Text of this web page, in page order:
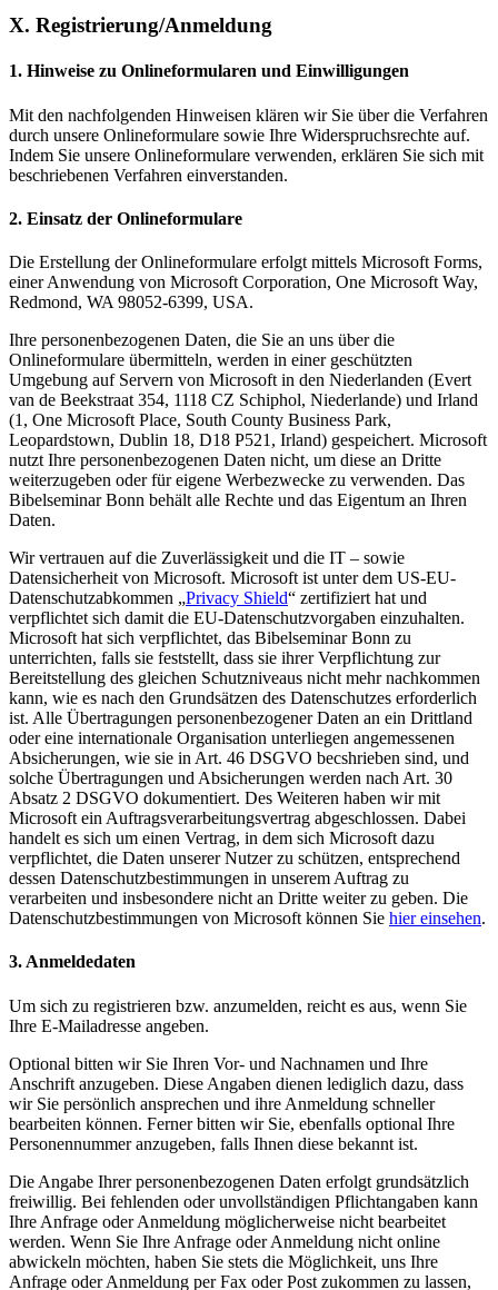
X. Registrierung/Anmeldung
1. Hinweise zu Onlineformularen und Einwilligungen
Mit den nachfolgenden Hinweisen klären wir Sie über die Verfahren
durch unsere Onlineformulare sowie Ihre Widerspruchsrechte auf.
Indem Sie unsere Onlineformulare verwenden, erklären Sie sich mit
beschriebenen Verfahren einverstanden.
2. Einsatz der Onlineformulare
Die Erstellung der Onlineformulare erfolgt mittels Microsoft Forms,
einer Anwendung von Microsoft Corporation, One Microsoft Way,
Redmond, WA 98052-6399, USA.
Ihre personenbezogenen Daten, die Sie an uns über die
Onlineformulare übermitteln, werden in einer geschützten
Umgebung auf Servern von Microsoft in den Niederlanden (Evert
van de Beekstraat 354, 1118 CZ Schiphol, Niederlande) und Irland
(1, One Microsoft Place, South County Business Park,
Leopardstown, Dublin 18, D18 P521, Irland) gespeichert. Microsoft
nutzt Ihre personenbezogenen Daten nicht, um diese an Dritte
weiterzugeben oder für eigene Werbezwecke zu verwenden. Das
Bibelseminar Bonn behält alle Rechte und das Eigentum an Ihren
Daten.
Wir vertrauen auf die Zuverlässigkeit und die IT – sowie
Datensicherheit von Microsoft. Microsoft ist unter dem US-EU-
Datenschutzabkommen „Privacy Shield“ zertifiziert hat und
verpflichtet sich damit die EU-Datenschutzvorgaben einzuhalten.
Microsoft hat sich verpflichtet, das Bibelseminar Bonn zu
unterrichten, falls sie feststellt, dass sie ihrer Verpflichtung zur
Bereitstellung des gleichen Schutzniveaus nicht mehr nachkommen
kann, wie es nach den Grundsätzen des Datenschutzes erforderlich
ist. Alle Übertragungen personenbezogener Daten an ein Drittland
oder eine internationale Organisation unterliegen angemessenen
Absicherungen, wie sie in Art. 46 DSGVO becshrieben sind, und
solche Übertragungen und Absicherungen werden nach Art. 30
Absatz 2 DSGVO dokumentiert. Des Weiteren haben wir mit
Microsoft ein Auftragsverarbeitungsvertrag abgeschlossen. Dabei
handelt es sich um einen Vertrag, in dem sich Microsoft dazu
verpflichtet, die Daten unserer Nutzer zu schützen, entsprechend
dessen Datenschutzbestimmungen in unserem Auftrag zu
verarbeiten und insbesondere nicht an Dritte weiter zu geben. Die
Datenschutzbestimmungen von Microsoft können Sie hier einsehen.
3. Anmeldedaten
Um sich zu registrieren bzw. anzumelden, reicht es aus, wenn Sie
Ihre E-Mailadresse angeben.
Optional bitten wir Sie Ihren Vor- und Nachnamen und Ihre
Anschrift anzugeben. Diese Angaben dienen lediglich dazu, dass
wir Sie persönlich ansprechen und ihre Anmeldung schneller
bearbeiten können. Ferner bitten wir Sie, ebenfalls optional Ihre
Personennummer anzugeben, falls Ihnen diese bekannt ist.
Die Angabe Ihrer personenbezogenen Daten erfolgt grundsätzlich
freiwillig. Bei fehlenden oder unvollständigen Pflichtangaben kann
Ihre Anfrage oder Anmeldung möglicherweise nicht bearbeitet
werden. Wenn Sie Ihre Anfrage oder Anmeldung nicht online
abwickeln möchten, haben Sie stets die Möglichkeit, uns Ihre
Anfrage oder Anmeldung per Fax oder Post zukommen zu lassen,